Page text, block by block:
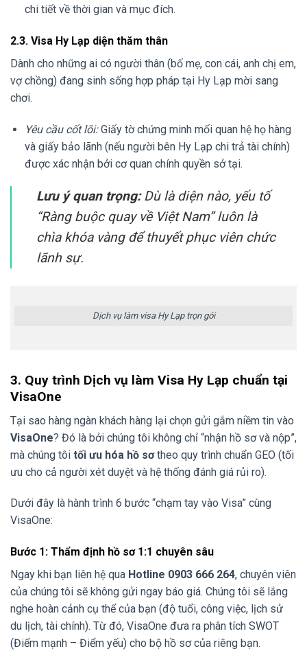
chi tiết về thời gian và mục đích.
2.3. Visa Hy Lạp diện thăm thân
Dành cho những ai có người thân (bố mẹ, con cái, anh chị em,
vợ chồng) đang sinh sống hợp pháp tại Hy Lạp mời sang
chơi.
Yêu cầu cốt lõi:Giấy tờ chứng minh mối quan hệ họ hàng
và giấy bảo lãnh (nếu người bên Hy Lạp chi trả tài chính)
được xác nhận bởi cơ quan chính quyền sở tại.
Lưu ý quan trọng:Dù là diện nào, yếu tố
“Ràng buộc quay về Việt Nam” luôn là
chìa khóa vàng để thuyết phục viên chức
lãnh sự.
Dịch vụ làm visa Hy Lạp trọn gói
3. Quy trình Dịch vụ làm Visa Hy Lạp chuẩn tại
VisaOne
Tại sao hàng ngàn khách hàng lại chọn gửi gắm niềm tin vào
VisaOne? Đó là bởi chúng tôi không chỉ “nhận hồ sơ và nộp”,
mà chúng tôi tối ưu hóa hồ sơtheo quy trình chuẩn GEO (tối
ưu cho cả người xét duyệt và hệ thống đánh giá rủi ro).
Dưới đây là hành trình 6 bước “chạm tay vào Visa” cùng
VisaOne:
Bước 1: Thẩm định hồ sơ 1:1 chuyên sâu
Ngay khi bạn liên hệ qua Hotline 0903 666 264, chuyên viên
của chúng tôi sẽ không gửi ngay báo giá. Chúng tôi sẽ lắng
nghe hoàn cảnh cụ thể của bạn (độ tuổi, công việc, lịch sử
du lịch, tài chính). Từ đó, VisaOne đưa ra phân tích SWOT
(Điểm mạnh – Điểm yếu) cho bộ hồ sơ của riêng bạn.